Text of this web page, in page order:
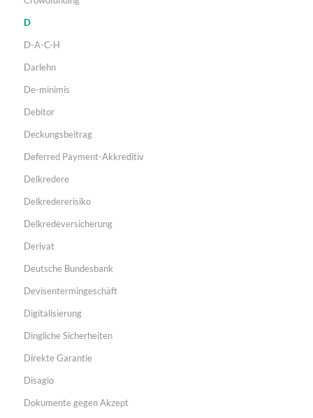
D
D-A-C-H
Darlehn
De-minimis
Debitor
Deckungsbeitrag
Deferred Payment-Akkreditiv
Delkredere
Delkredererisiko
Delkredeversicherung
Derivat
Deutsche Bundesbank
Devisentermingeschäft
Digitalisierung
Dingliche Sicherheiten
Direkte Garantie
Disagio
Dokumente gegen Akzept